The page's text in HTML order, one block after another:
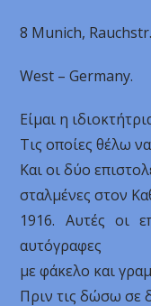
8 Munich,
West – Germany.
Είμαι η
Τις οποίες θέλω
Και οι δύο
σταλμένες στον
1916. Αυτές οι
αυτόγραφες
με φάκελο και
Πριν τις δώσω σε